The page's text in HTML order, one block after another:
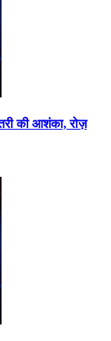
की आशंका, रोज़